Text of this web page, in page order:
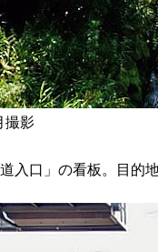
撮影
道入口」の看板。目的